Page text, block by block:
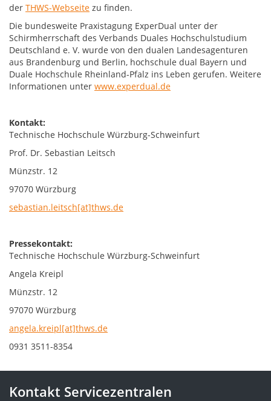
der THWS-Webseite zu finden.
Die bundesweite Praxistagung ExperDual unter der
Schirmherrschaft des Verbands Duales Hochschulstudium
Deutschland e. V. wurde von den dualen Landesagenturen
aus Brandenburg und Berlin, hochschule dual Bayern und
Duale Hochschule Rheinland-Pfalz ins Leben gerufen. Weitere
Informationen unter www.experdual.de
Kontakt:
Technische Hochschule Würzburg-Schweinfurt
Prof. Dr. Sebastian Leitsch
Münzstr. 12
97070 Würzburg
sebastian.leitsch[at]thws.de
Pressekontakt:
Technische Hochschule Würzburg-Schweinfurt
Angela Kreipl
Münzstr. 12
97070 Würzburg
angela.kreipl[at]thws.de
0931 3511-8354
Kontakt Servicezentralen